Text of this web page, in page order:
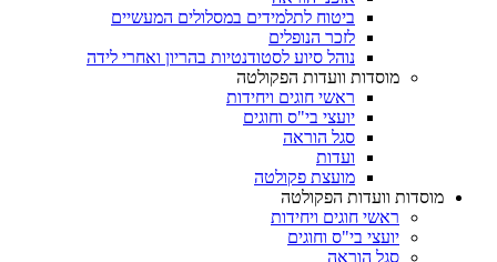
ביטוח לתלמידים במסלולים המעשיים
לזכר הנופלים
נוהל סיוע לסטודנטיות בהריון ואחרי לידה
מוסדות וועדות הפקולטה
ראשי חוגים ויחידות
יועצי בי"ס וחוגים
סגל הוראה
ועדות
מועצת פקולטה
מוסדות וועדות הפקולטה
ראשי חוגים ויחידות
יועצי בי"ס וחוגים
סגל הוראה